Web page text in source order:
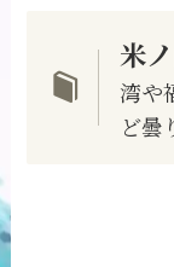
米
湾や
ど曇